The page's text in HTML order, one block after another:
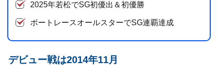
2025年若松でSG初優出＆初優勝
ボートレースオールスターでSG連覇達成
デビュー戦は2014年11月